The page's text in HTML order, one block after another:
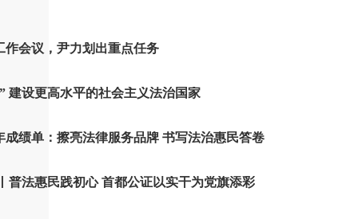
作会议，尹力划出重点任务
建设更高水平的社会主义法治国家
成绩单：擦亮法律服务品牌 书写法治惠民答卷
普法惠民践初心 首都公证以实干为党旗添彩